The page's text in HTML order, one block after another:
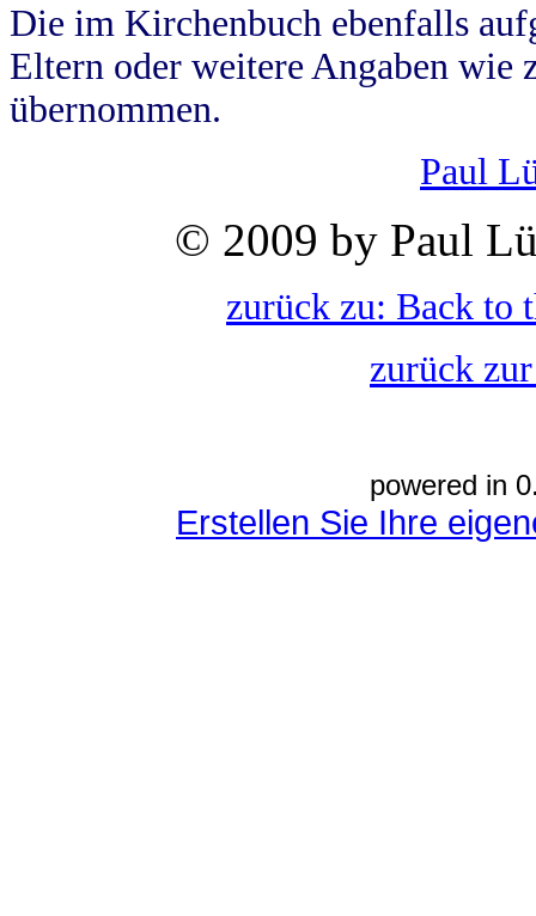
Die im Kirchenbuch ebenfalls
Eltern oder weitere Angaben wie
übernommen.
Paul
© 2009 by Paul
zurück zu: Back to
zurück
powered in
Erstellen Sie Ihre